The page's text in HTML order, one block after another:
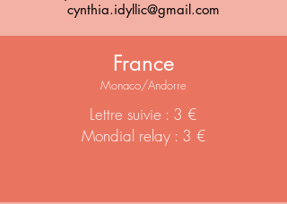
cynthia.idyllic@gmail.com
France
Monaco/Andorre
Lettre suivie : 3 €
Mondial relay : 3 €